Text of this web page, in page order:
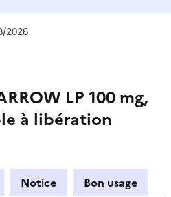
2026
LP 100 mg,
à libération
Notice Bon usage